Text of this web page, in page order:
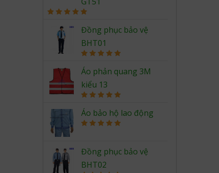
out of 5
Đồng phục bảo vệ
BHT01
out of 5
Áo phản quang 3M
kiểu 13
out of 5
Áo bảo hộ lao động
Đồng phục bảo vệ
BHT02